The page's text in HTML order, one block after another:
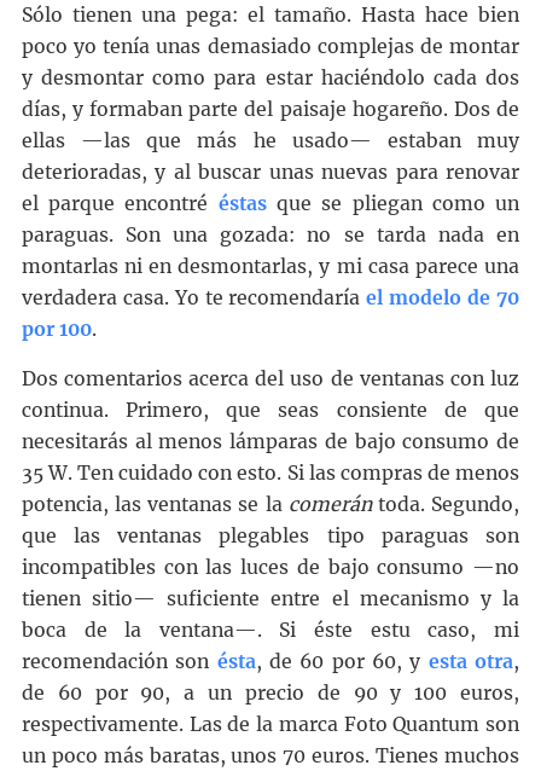
Sólo tienen una pega: el tamaño. Hasta hace bien
poco yo tenía unas demasiado complejas de montar
y desmontar como para estar haciéndolo cada dos
días, y formaban parte del paisaje hogareño. Dos de
ellas —las que más he usado— estaban muy
deterioradas, y al buscar unas nuevas para renovar
el parque encontré éstasque se pliegan como un
paraguas. Son una gozada: no se tarda nada en
montarlas ni en desmontarlas, y mi casa parece una
verdadera casa. Yo te recomendaríael modelo de 70
por 100.
Dos comentarios acerca del uso de ventanas con luz
continua. Primero, que seas consiente de que
necesitarás al menos lámparas de bajo consumo de
35 W. Ten cuidado con esto. Si las compras de menos
potencia, las ventanas se la comerántoda. Segundo,
que las ventanas plegables tipo paraguas son
incompatibles con las luces de bajo consumo —no
tienen sitio— suficiente entre el mecanismo y la
boca de la ventana—. Si éste estu caso, mi
recomendación son ésta, de 60 por 60, y esta otra,
de 60 por 90, a un precio de 90 y 100 euros,
respectivamente. Las de la marca Foto Quantum son
un poco más baratas, unos 70 euros. Tienes muchos